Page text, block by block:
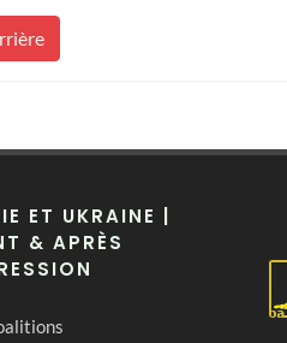
ET UKRAINE |
& APRÈS